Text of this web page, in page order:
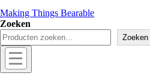
Making Things Bearable
Zoeken
Zoeken
Hoofd
navigatie
Menu